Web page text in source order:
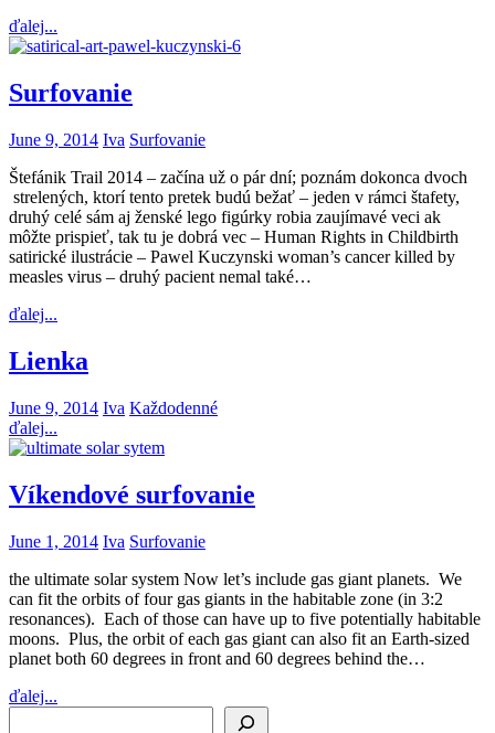
ďalej...
Surfovanie
June 9, 2014 Iva Surfovanie
Štefánik Trail 2014 – začína už o pár dní; poznám dokonca dvoch
strelených, ktorí tento pretek budú bežať – jeden v rámci štafety,
druhý celé sám aj ženské lego figúrky robia zaujímavé veci ak
môžte prispieť, tak tu je dobrá vec – Human Rights in Childbirth
satirické ilustrácie – Pawel Kuczynski woman’s cancer killed by
measles virus – druhý pacient nemal také…
ďalej...
Lienka
June 9, 2014 Iva Každodenné
ďalej...
Víkendové surfovanie
June 1, 2014 Iva Surfovanie
the ultimate solar system Now let’s include gas giant planets. We
can fit the orbits of four gas giants in the habitable zone (in 3:2
resonances). Each of those can have up to five potentially habitable
moons. Plus, the orbit of each gas giant can also fit an Earth-sized
planet both 60 degrees in front and 60 degrees behind the…
ďalej...